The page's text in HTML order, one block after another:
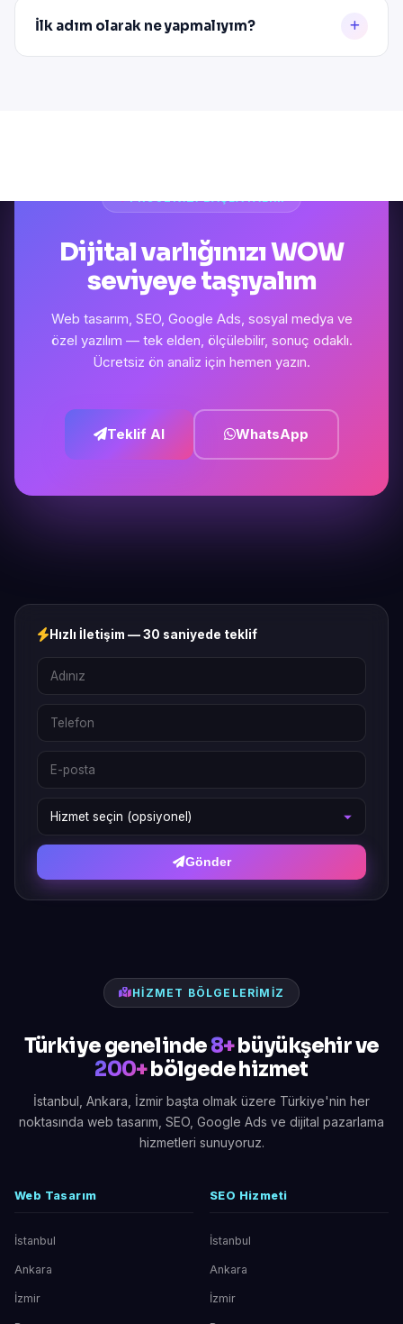
İlk adım olarak ne yapmalıyım?
Dijital varlığınızı WOW
seviyeye taşıyalım
Web tasarım, SEO, Google Ads, sosyal medya ve
özel yazılım — tek elden, ölçülebilir, sonuç odaklı.
Ücretsiz ön analiz için hemen yazın.
Teklif Al WhatsApp
Hızlı İletişim — 30 saniyede teklif
Gönder
HIZMET BÖLGELERIMIZ
Türkiye genelinde8+büyükşehir ve
200+bölgede hizmet
İstanbul, Ankara, İzmir başta olmak üzere Türkiye'nin her
noktasında web tasarım, SEO, Google Ads ve dijital pazarlama
hizmetleri sunuyoruz.
Web Tasarım
İstanbul
Ankara
İzmir
SEO Hizmeti
İstanbul
Ankara
İzmir